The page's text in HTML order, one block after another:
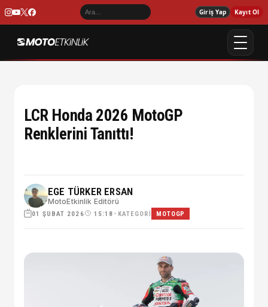
Giriş Yap Kayıt Ol
LCR Honda 2026 MotoGP
Renklerini Tanıttı!
EGE TÜRKER ERSAN
MotoEtkinlik Editörü
01 ŞUBAT 2026 15:18 • KATEGORI MOTOGP